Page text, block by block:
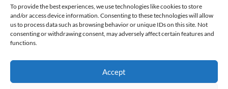
To provide the best experiences, we use technologies like cookies to store
and/or access device information. Consenting to these technologies will allow
us to process data such as browsing behavior or unique IDs on this site. Not
consenting or withdrawing consent, may adversely affect certain features and
functions.
Accept
€7.500
159.000km /SUV/4x4/Pick-up /Diesel